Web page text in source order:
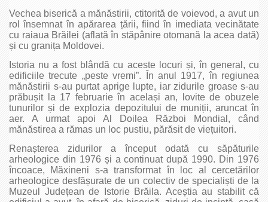
Vechea biserică a mănăstirii, ctitorită de voievod, a avut un
rol însemnat în apărarea țării, fiind în imediata vecinătate
cu raiaua Brăilei (aflată în stăpânire otomană la acea dată)
și cu granița Moldovei.
Istoria nu a fost blândă cu aceste locuri și, în general, cu
edificiile trecute „peste vremi”. În anul 1917, în regiunea
mănăstirii s-au purtat aprige lupte, iar zidurile groase s-au
prăbușit la 17 februarie în același an, lovite de obuzele
tunurilor și de explozia depozitului de muniții, aruncat în
aer. A urmat apoi Al Doilea Război Mondial, când
mănăstirea a rămas un loc pustiu, părăsit de viețuitori.
Renașterea zidurilor a început odată cu săpăturile
arheologice din 1976 și a continuat după 1990. Din 1976
încoace, Măxineni s-a transformat în loc al cercetărilor
arheologice desfășurate de un colectiv de specialiști de la
Muzeul Județean de Istorie Brăila. Aceștia au stabilit că